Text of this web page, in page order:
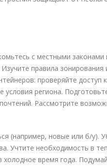
с местными
правила
проверяйте доступ
региона.
Рассмотрите
(например, новые или б/у).
Учтите необходимость в
холодное время года.